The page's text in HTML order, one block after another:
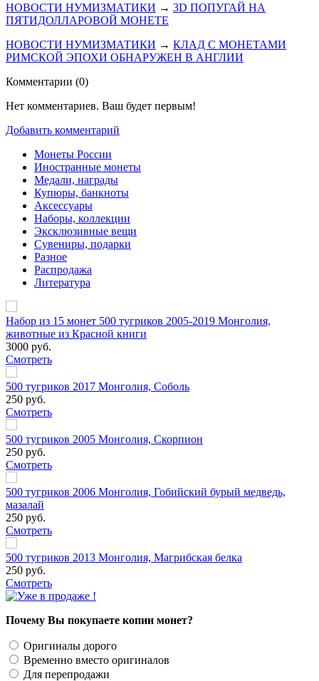
НОВОСТИ НУМИЗМАТИКИ → 3D ПОПУГАЙ НА
ПЯТИДОЛЛАРОВОЙ МОНЕТЕ
НОВОСТИ НУМИЗМАТИКИ → КЛАД С МОНЕТАМИ
РИМСКОЙ ЭПОХИ ОБНАРУЖЕН В АНГЛИИ
Комментарии (0)
Нет комментариев. Ваш будет первым!
Добавить комментарий
Монеты России
Иностранные монеты
Медали, награды
Купюры, банкноты
Аксессуары
Наборы, коллекции
Эксклюзивные вещи
Сувениры, подарки
Разное
Распродажа
Литература
Набор из 15 монет 500 тугриков 2005-2019 Монголия,
животные из Красной книги
3000 руб.
Смотреть
500 тугриков 2017 Монголия, Соболь
250 руб.
Смотреть
500 тугриков 2005 Монголия, Скорпион
250 руб.
Смотреть
500 тугриков 2006 Монголия, Гобийский бурый медведь,
мазалай
250 руб.
Смотреть
500 тугриков 2013 Монголия, Магрибская белка
250 руб.
Смотреть
Почему Вы покупаете копии монет?
Оригиналы дорого
Временно вместо оригиналов
Для перепродажи